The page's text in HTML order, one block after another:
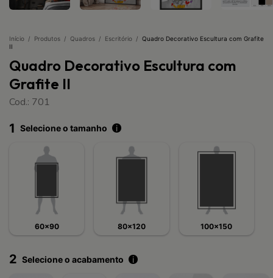
Início / Produtos / Quadros / Escritório / Quadro Decorativo Escultura com Grafite
II
Quadro Decorativo Escultura com
Grafite II
Cod.: 701
1 Selecione o tamanho i
60x90 80x120 100x150
2 Selecione o acabamento i